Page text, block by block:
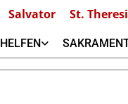
Salvator St.
HELFEN